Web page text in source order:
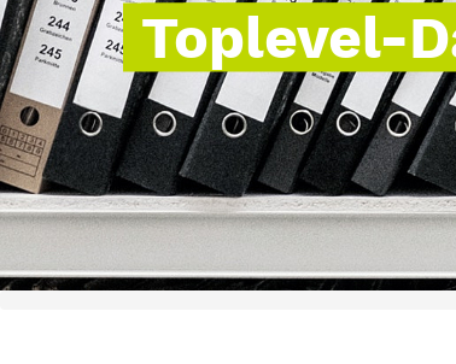
Toplevel-